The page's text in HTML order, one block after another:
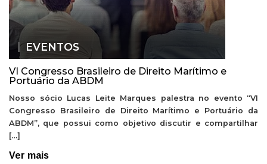
EVENTOS
VI Congresso Brasileiro de Direito Marítimo e
Portuário da ABDM
Nosso sócio Lucas Leite Marques palestra no evento “VI
Congresso Brasileiro de Direito Marítimo e Portuário da
ABDM”, que possui como objetivo discutir e compartilhar
[…]
Ver mais